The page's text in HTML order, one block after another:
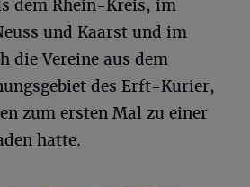
dem Rhein-Kreis, im
und Kaarst und im
die Vereine aus dem
des Erft-Kurier,
zum ersten Mal zu einer
hatte.